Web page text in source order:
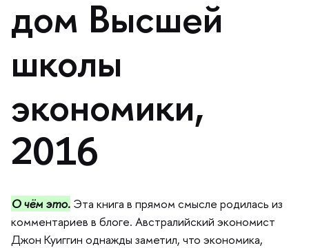
дом Высшей
школы
экономики,
2016
О чём это. Эта книга в прямом смысле родилась из
комментариев в блоге. Австралийский экономист
Джон Куиггин однажды заметил, что экономика,